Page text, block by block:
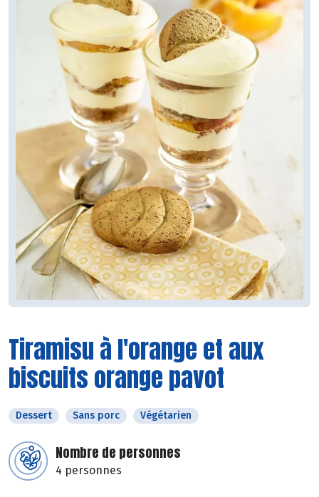
Tiramisu à l'orange et aux
biscuits orange pavot
Dessert Sans porc Végétarien
Nombre de personnes
4 personnes